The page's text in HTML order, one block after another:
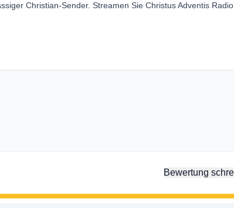
Christian-Sender. Streamen Sie Christus Adventis Radio
Bewertung